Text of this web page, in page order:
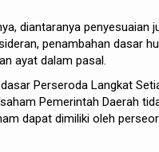
diantaranya penyesuaian
penambahan dasar
ayat dalam pasal.
Perseroda Langkat
Pemerintah Daerah
dapat dimiliki oleh